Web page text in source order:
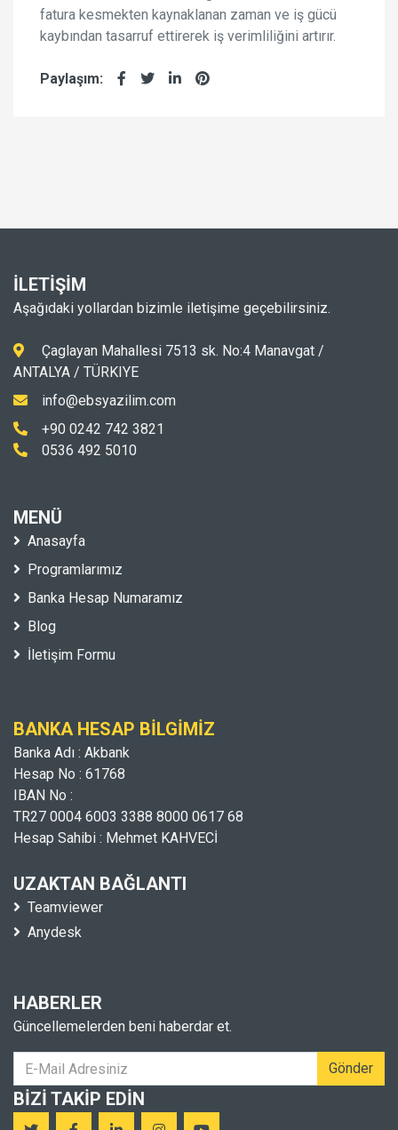
fatura kesmekten kaynaklanan zaman ve iş gücü
kaybından tasarruf ettirerek iş verimliliğini artırır.
Paylaşım:
İLETİŞİM
Aşağıdaki yollardan bizimle iletişime geçebilirsiniz.
Çaglayan Mahallesi 7513 sk. No:4 Manavgat /
ANTALYA / TÜRKIYE
info@ebsyazilim.com
+90 0242 742 3821
0536 492 5010
MENÜ
Anasayfa
Programlarımız
Banka Hesap Numaramız
Blog
İletişim Formu
BANKA HESAP BILGIMIZ
Banka Adı : Akbank
Hesap No : 61768
IBAN No :
TR27 0004 6003 3388 8000 0617 68
Hesap Sahibi : Mehmet KAHVECİ
UZAKTAN BAĞLANTI
Teamviewer
Anydesk
HABERLER
Güncellemelerden beni haberdar et.
Gönder
BIZI TAKIP EDIN